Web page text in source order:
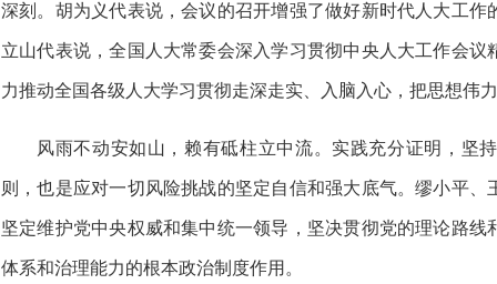
深刻。胡为义代表说，会议的召开增强了做好新时代人大工
立山代表说，全国人大常委会深入学习贯彻中央人大工作会
力推动全国各级人大学习贯彻走深走实、入脑入心，把思想伟
风雨不动安如山，赖有砥柱立中流。实践充分证明，坚
则，也是应对一切风险挑战的坚定自信和强大底气。缪小平
坚定维护党中央权威和集中统一领导，坚决贯彻党的理论路
体系和治理能力的根本政治制度作用。